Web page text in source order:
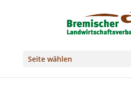
Seite wählen